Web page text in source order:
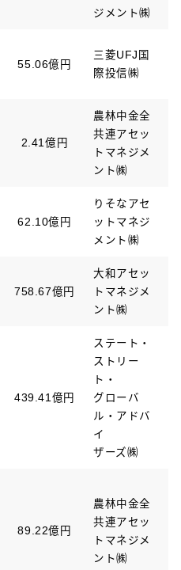
ジメント㈱
55.06億円
三菱UFJ国
際投信㈱
2.41億円
農林中金全
共連アセッ
トマネジメ
ント㈱
62.10億円
りそなアセ
ットマネジ
メント㈱
758.67億円
大和アセッ
トマネジメ
ント㈱
439.41億円
ステート・
ストリー
ト・
グローバ
ル・アドバ
イ
ザーズ㈱
89.22億円
農林中金全
共連アセッ
トマネジメ
ント㈱